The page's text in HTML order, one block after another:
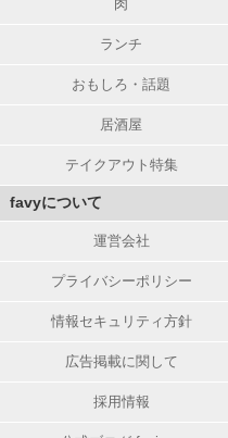
肉
ランチ
おもしろ・話題
居酒屋
テイクアウト特集
favyについて
運営会社
プライバシーポリシー
情報セキュリティ方針
広告掲載に関して
採用情報